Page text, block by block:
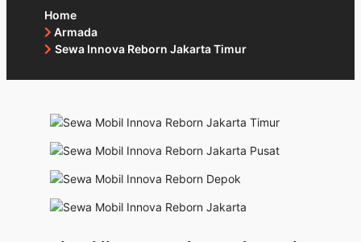
Home
Armada
Sewa Innova Reborn Jakarta Timur